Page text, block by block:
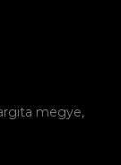
megye,